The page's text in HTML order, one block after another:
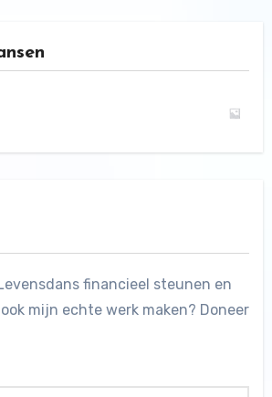
financieel steunen en
mijn echte werk maken? Doneer